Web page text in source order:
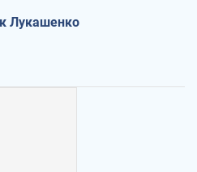
Лукашенко